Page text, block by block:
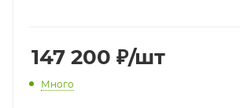
147 200 ₽/шт
Много